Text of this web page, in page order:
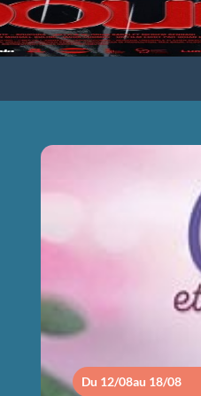
Du 12/08au 18/08